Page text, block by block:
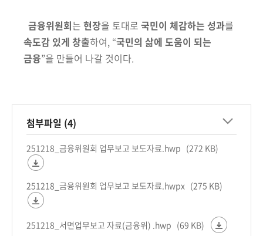
금융위원회는 현장을 토대로 국민이 체감하는 성과를
속도감 있게 창출하여, “국민의 삶에 도움이 되는
금융”을 만들어 나갈 것이다.
첨부파일 (4)
251218_금융위원회 업무보고 보도자료.hwp (272 KB)
251218_금융위원회 업무보고 보도자료.hwpx (275 KB)
251218_서면업무보고 자료(금융위) .hwp (69 KB)